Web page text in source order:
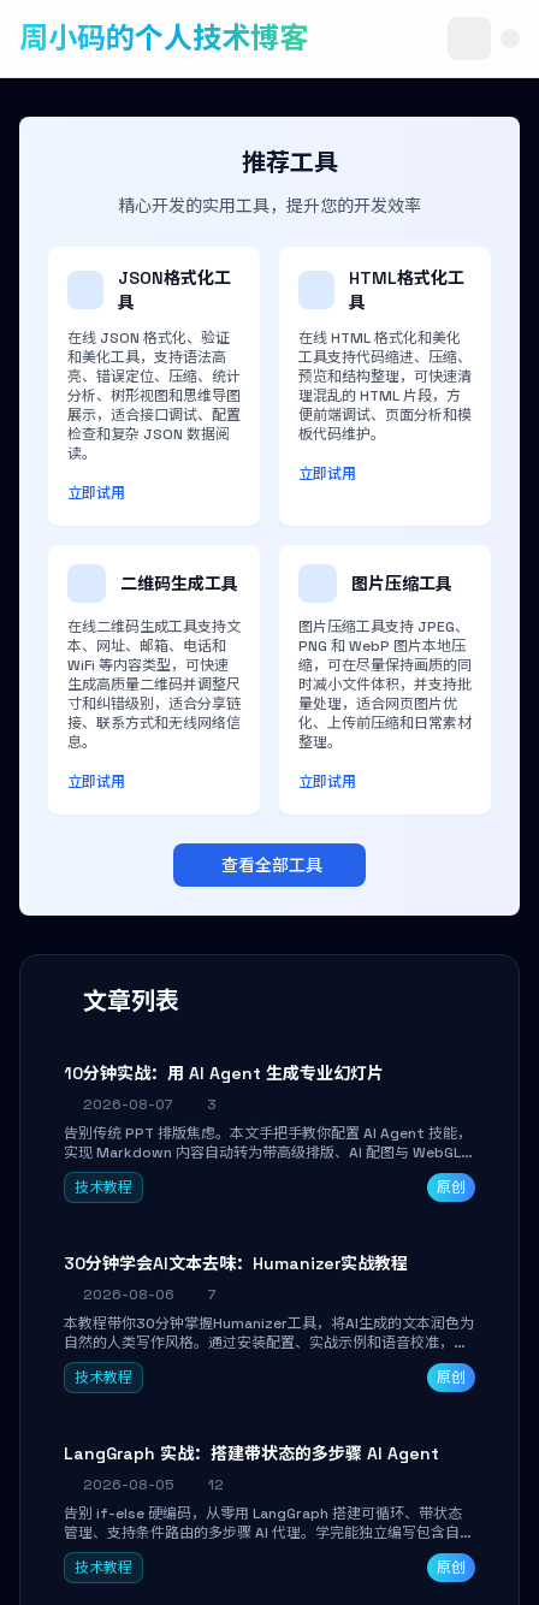
周小码的个人技术博客
文章列表
10分钟实战：用 AI Agent 生成专业幻灯片
2026-08-07
3
告别传统 PPT 排版焦虑。本文手把手教你配置 AI Agent 技能，
实现 Markdown 内容自动转为带高级排版、AI 配图与 WebGL
运行时的 HTML 幻灯片。只需专注内容，10 分钟即可产出可投
屏的专业级演示文稿。
技术教程 原创
30分钟学会AI文本去味：Humanizer实战教程
2026-08-06
7
本教程带你30分钟掌握Humanizer工具，将AI生成的文本润色为
自然的人类写作风格。通过安装配置、实战示例和语音校准，让
你的内容告别AI痕迹，匹配个人写作习惯，适合内容创作者和技
术博主。
技术教程 原创
LangGraph 实战：搭建带状态的多步骤 AI Agent
2026-08-05
12
告别 if-else 硬编码，从零用 LangGraph 搭建可循环、带状态
管理、支持条件路由的多步骤 AI 代理。学完能独立编写包含自动
决策、工具调用和持久化状态的复杂工作流，并避开递归溢出、
状态丢失等常见坑点。
技术教程 原创
推荐工具
精心开发的实用工具，提升您的开发效率
JSON格式化工
具
在线 JSON 格式化、验证
和美化工具，支持语法高
亮、错误定位、压缩、统计
分析、树形视图和思维导图
展示，适合接口调试、配置
检查和复杂 JSON 数据阅
读。
立即试用
HTML格式化工
具
在线 HTML 格式化和美化
工具支持代码缩进、压缩、
预览和结构整理，可快速清
理混乱的 HTML 片段，方
便前端调试、页面分析和模
板代码维护。
立即试用
二维码生成工具
在线二维码生成工具支持文
本、网址、邮箱、电话和
WiFi 等内容类型，可快速
生成高质量二维码并调整尺
寸和纠错级别，适合分享链
接、联系方式和无线网络信
息。
立即试用
图片压缩工具
图片压缩工具支持 JPEG、
PNG 和 WebP 图片本地压
缩，可在尽量保持画质的同
时减小文件体积，并支持批
量处理，适合网页图片优
化、上传前压缩和日常素材
整理。
立即试用
查看全部工具